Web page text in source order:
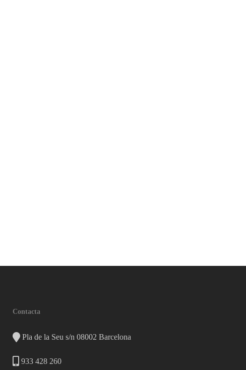
Contacta
Pla de la Seu s/n 08002 Barcelona
933 428 260